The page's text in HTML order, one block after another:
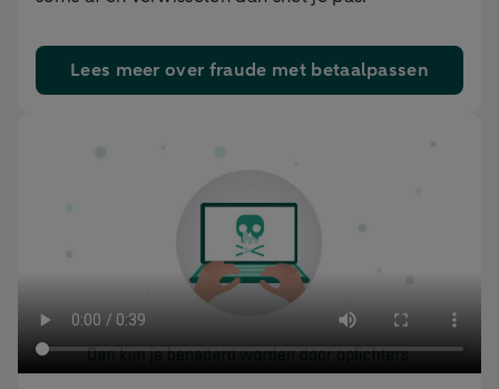
Lees meer over fraude met betaalpassen